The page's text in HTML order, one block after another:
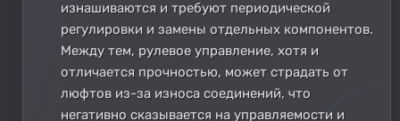
изнашиваются и требуют периодической
регулировки и замены отдельных компонентов.
Между тем, рулевое управление, хотя и
отличается прочностью, может страдать от
люфтов из-за износа соединений, что
негативно сказывается на управляемости и